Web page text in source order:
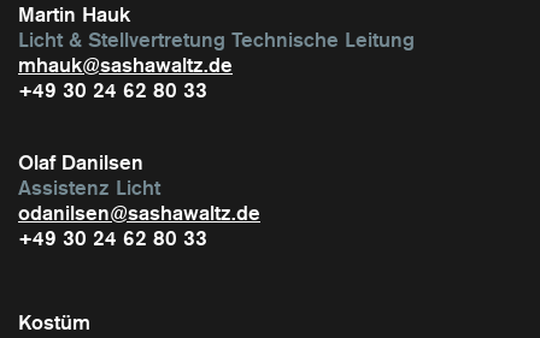
Martin Hauk
Licht & Stellvertretung Technische Leitung
mhauk@sashawaltz.de
+49 30 24 62 80 33
Olaf Danilsen
Assistenz Licht
odanilsen@sashawaltz.de
​+49 30 24 62 80 33
Kostüm